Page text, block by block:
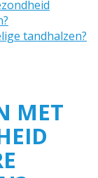
tandhalzen?
MET